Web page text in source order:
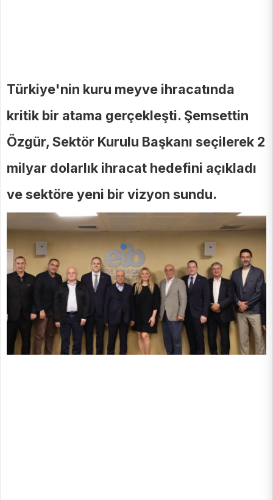
Türkiye'nin kuru meyve ihracatında
kritik bir atama gerçekleşti. Şemsettin
Özgür, Sektör Kurulu Başkanı seçilerek 2
milyar dolarlık ihracat hedefini açıkladı
ve sektöre yeni bir vizyon sundu.